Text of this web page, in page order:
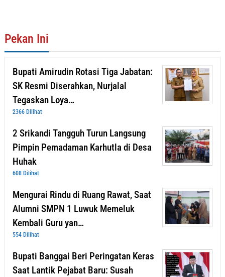
Pekan Ini
Bupati Amirudin Rotasi Tiga Jabatan:
SK Resmi Diserahkan, Nurjalal
Tegaskan Loya…
2366 Dilihat
2 Srikandi Tangguh Turun Langsung
Pimpin Pemadaman Karhutla di Desa
Huhak
608 Dilihat
Mengurai Rindu di Ruang Rawat, Saat
Alumni SMPN 1 Luwuk Memeluk
Kembali Guru yan…
554 Dilihat
Bupati Banggai Beri Peringatan Keras
Saat Lantik Pejabat Baru: Susah